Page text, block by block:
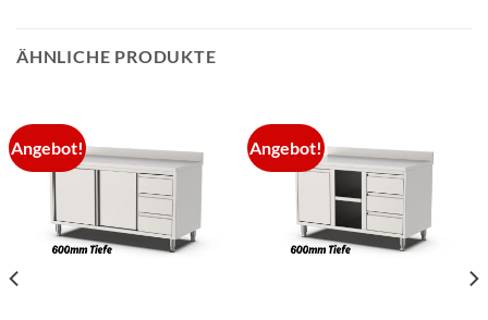
ÄHNLICHE PRODUKTE
Angebot! Angebot!